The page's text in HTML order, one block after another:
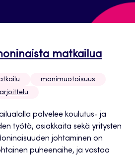
matkailua
monimuotoisuus
palvelee koulutus- ja
työtä, asiakkaita sekä yritysten
johtaminen on
puheenaihe, ja vastaa